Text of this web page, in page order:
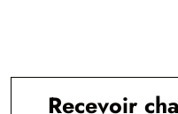
Recevoir